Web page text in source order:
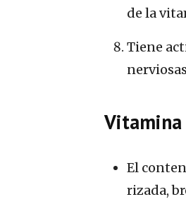
de la
Tiene
Vitamina
El
rizada,